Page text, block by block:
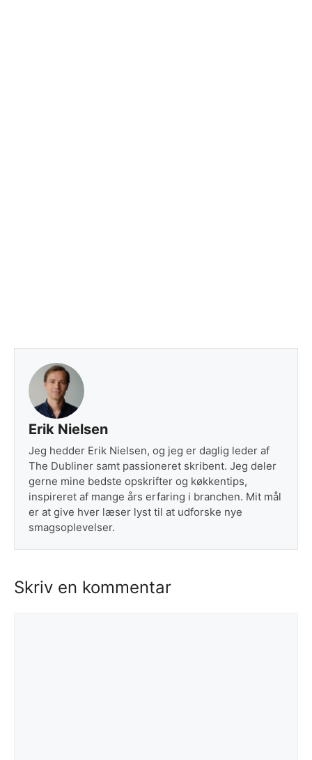
Erik Nielsen
Jeg hedder Erik Nielsen, og jeg er daglig leder af
The Dubliner samt passioneret skribent. Jeg deler
gerne mine bedste opskrifter og køkkentips,
inspireret af mange års erfaring i branchen. Mit mål
er at give hver læser lyst til at udforske nye
smagsoplevelser.
Skriv en kommentar